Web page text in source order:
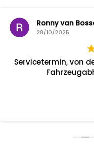
Ronny van
28/10/2025
Servicetermin, von